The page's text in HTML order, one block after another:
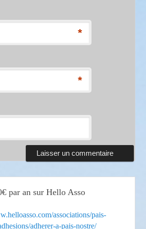
*
*
par an sur Hello Asso
associations/pais-
adherer-a-pais-nostre/